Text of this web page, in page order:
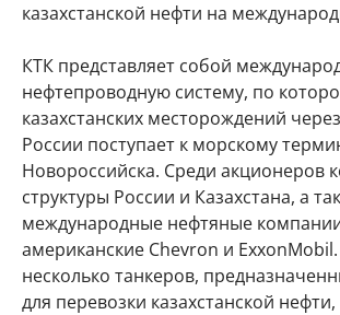
казахстанской нефти на
КТК представляет собой
нефтепроводную систему, по
казахстанских месторождений
России поступает к морскому
Новороссийска. Среди акционеров
структуры России и Казахстана, а
международные нефтяные
американские Chevron и
несколько танкеров,
для перевозки казахстанской